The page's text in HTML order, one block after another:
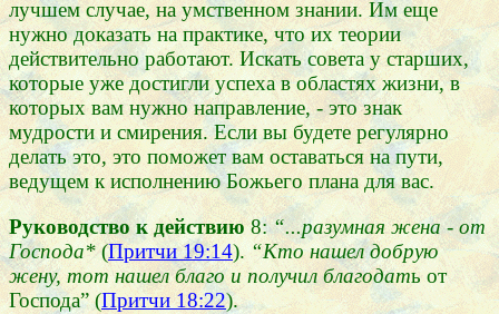
лучшем случае, на умственном знании. Им еще
нужно доказать на практике, что их теории
действительно работают. Искать совета у старших,
которые уже достигли успеха в областях жизни, в
которых вам нужно направление, - это знак
мудрости и смирения. Если вы будете регулярно
делать это, это поможет вам оставаться на пути,
ведущем к исполнению Божьего плана для вас.
Руководство к действию8:“...разумная жена - от
Господа*(Притчи 19:14).“Кто нашел добрую
жену, тот нашел благо и получил благодать от
Господа” (Притчи 18:22).